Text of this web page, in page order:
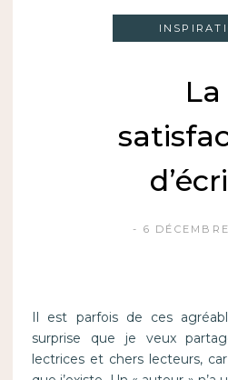
La
6
Il est parfois de ces
surprise que je veux
lectrices et chers lecteurs,